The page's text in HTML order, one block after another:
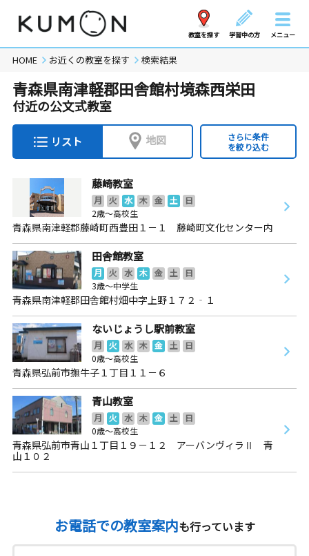
教室を探す 学習中の方 メニュー
HOME お近くの教室を探す 検索結果
青森県南津軽郡田舎館村境森西栄田
付近の公文式教室
リスト 地図
さらに条件
を絞り込む
藤崎教室
月 火 水 木 金 土
日
2歳～高校生
青森県南津軽郡藤崎町西豊田１－１ 藤崎町文化センター内
田舎館教室
月 火 水 木 金 土
日
3歳～中学生
青森県南津軽郡田舎館村畑中字上野１７２‐１
ないじょうし駅前教室
月 火 水 木 金 土
日
0歳～高校生
青森県弘前市撫牛子１丁目１１－６
青山教室
月 火 水 木 金 土
日
0歳～高校生
青森県弘前市青山１丁目１９－１２ アーバンヴィラⅡ 青
山１０２
お電話での教室案内も行っています